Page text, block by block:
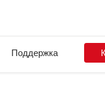
Поддержка